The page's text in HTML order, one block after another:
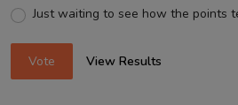
Just waiting to see how the points
Vote View Results